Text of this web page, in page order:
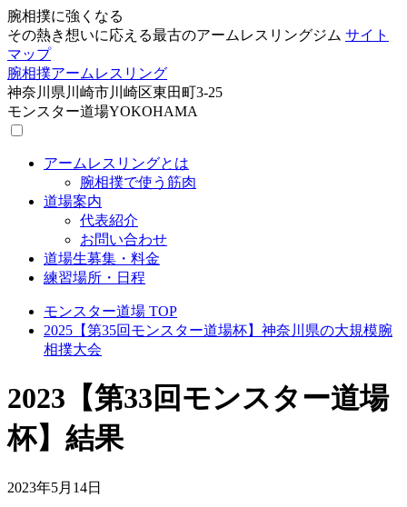
腕相撲に強くなる
その熱き想いに応える最古のアームレスリングジム サイト
マップ
腕相撲アームレスリング
神奈川県川崎市川崎区東田町3-25
モンスター道場YOKOHAMA
アームレスリングとは
腕相撲で使う筋肉
道場案内
代表紹介
お問い合わせ
道場生募集・料金
練習場所・日程
モンスター道場 TOP
2025【第35回モンスター道場杯】神奈川県の大規模腕
相撲大会
2023【第33回モンスター道場
杯】結果
2023年5月14日